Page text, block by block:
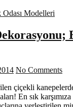
Odası Modelleri
No Comments
çiçekli
En sık